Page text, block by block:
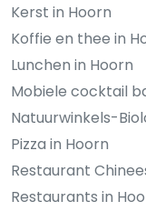
Kerst in Hoorn
Koffie en thee in
Lunchen in Hoorn
Mobiele cocktail
Natuurwinkels-
Pizza in Hoorn
Restaurant
Restaurants in